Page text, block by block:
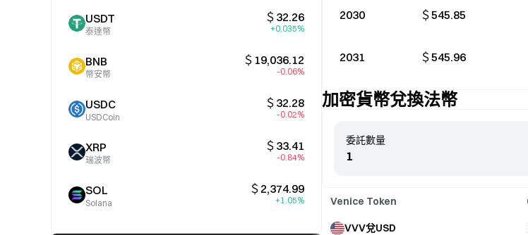
USDT
泰達幣
＄32.26
+0.035%
BNB
幣安幣
＄19,036.12
-0.06%
USDC
USDCoin
＄32.28
-0.02%
XRP
瑞波幣
＄33.41
-0.84%
SOL
Solana
＄2,374.99
+1.05%
2030 ＄545.85
2031 ＄545.96
加密貨幣兌換法幣
委託數量
Venice Token
VVV兌USD